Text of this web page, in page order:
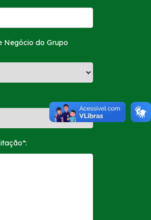
Negócio do Grupo